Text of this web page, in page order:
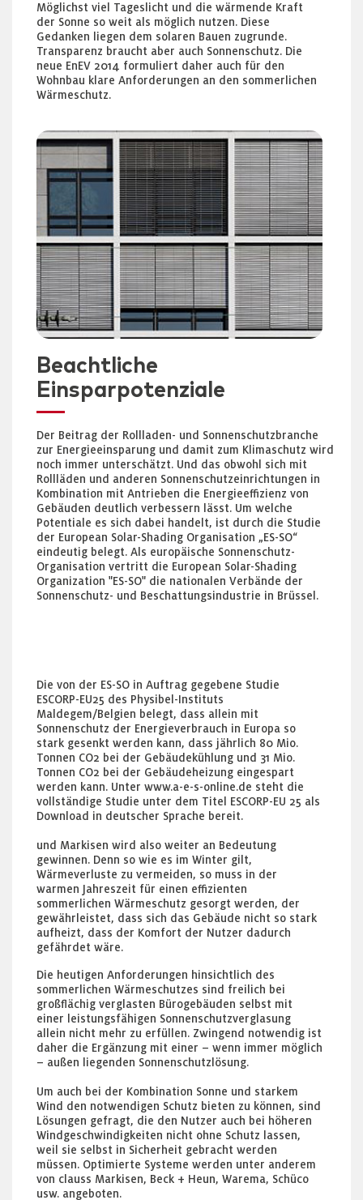
Möglichst viel Tageslicht und die wärmende Kraft
der Sonne so weit als möglich nutzen. Diese
Gedanken liegen dem solaren Bauen zugrunde.
Transparenz braucht aber auch Sonnenschutz. Die
neue EnEV 2014 formuliert daher auch für den
Wohnbau klare Anforderungen an den sommerlichen
Wärmeschutz.
Beachtliche
Einsparpotenziale
Der Beitrag der Rollladen- und Sonnenschutzbranche
zur Energieeinsparung und damit zum Klimaschutz wird
noch immer unterschätzt. Und das obwohl sich mit
Rollläden und anderen Sonnenschutzeinrichtungen in
Kombination mit Antrieben die Energieeffizienz von
Gebäuden deutlich verbessern lässt. Um welche
Potentiale es sich dabei handelt, ist durch die Studie
der European Solar-Shading Organisation „ES-SO“
eindeutig belegt. Als europäische Sonnenschutz-
Organisation vertritt die European Solar-Shading
Organization "ES-SO" die nationalen Verbände der
Sonnenschutz- und Beschattungsindustrie in Brüssel.
Die von der ES-SO in Auftrag gegebene Studie
ESCORP-EU25 des Physibel-Instituts
Maldegem/Belgien belegt, dass allein mit
Sonnenschutz der Energieverbrauch in Europa so
stark gesenkt werden kann, dass jährlich 80 Mio.
Tonnen CO2 bei der Gebäudekühlung und 31 Mio.
Tonnen CO2 bei der Gebäudeheizung eingespart
werden kann. Unter www.a-e-s-online.de steht die
vollständige Studie unter dem Titel ESCORP-EU 25 als
Download in deutscher Sprache bereit.
und Markisen wird also weiter an Bedeutung
gewinnen. Denn so wie es im Winter gilt,
Wärmeverluste zu vermeiden, so muss in der
warmen Jahreszeit für einen effizienten
sommerlichen Wärmeschutz gesorgt werden, der
gewährleistet, dass sich das Gebäude nicht so stark
aufheizt, dass der Komfort der Nutzer dadurch
gefährdet wäre.
Die heutigen Anforderungen hinsichtlich des
sommerlichen Wärmeschutzes sind freilich bei
großflächig verglasten Bürogebäuden selbst mit
einer leistungsfähigen Sonnenschutzverglasung
allein nicht mehr zu erfüllen. Zwingend notwendig ist
daher die Ergänzung mit einer – wenn immer möglich
– außen liegenden Sonnenschutzlösung.
Um auch bei der Kombination Sonne und starkem
Wind den notwendigen Schutz bieten zu können, sind
Lösungen gefragt, die den Nutzer auch bei höheren
Windgeschwindigkeiten nicht ohne Schutz lassen,
weil sie selbst in Sicherheit gebracht werden
müssen. Optimierte Systeme werden unter anderem
von clauss Markisen, Beck + Heun, Warema, Schüco
usw. angeboten.